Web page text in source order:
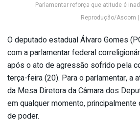
Parlamentar reforça que atitude é
Reprodução/Ascom |
O deputado estadual Álvaro Gomes
com a parlamentar federal
após o ato de agressão sofrido pela
terça-feira (20). Para o parlamentar, a
da Mesa Diretora da Câmara dos
em qualquer momento,
de poder.